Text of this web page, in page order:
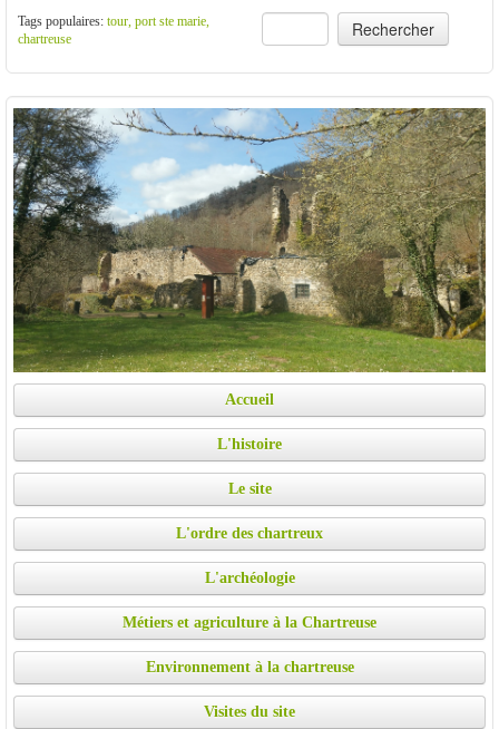
Tags populaires: tour, port ste marie,
chartreuse
Accueil
L'histoire
Le site
L'ordre des chartreux
L'archéologie
Métiers et agriculture à la Chartreuse
Environnement à la chartreuse
Visites du site